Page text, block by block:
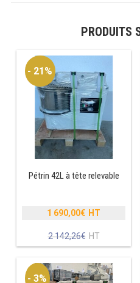
RÉFRIGÉRATEUR
RÉFRIGÉRATEUR
RÉFRI / CONGÉL
RÉFRI / CONGÉL
RÉFRIGÉRATEUR
CONGÉLATEURS
PRODUITS
- 21%
Pétrin 42L à tête relevable
2 142,26€
prix
142,26€.
1 690,00€
Le
prix
est :
1
- 3%